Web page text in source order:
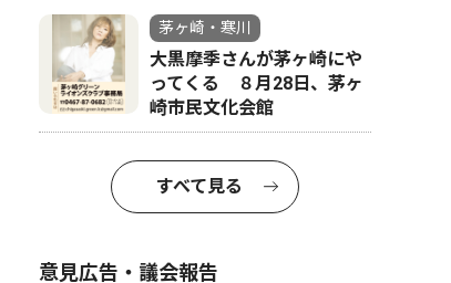
茅ヶ崎・寒川
大黒摩季さんが茅ヶ崎にや
ってくる ８月28日、茅ヶ
崎市民文化会館
すべて見る
意見広告・議会報告